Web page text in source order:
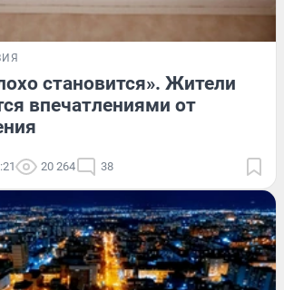
становится». Жители
впечатлениями от
20 264 38